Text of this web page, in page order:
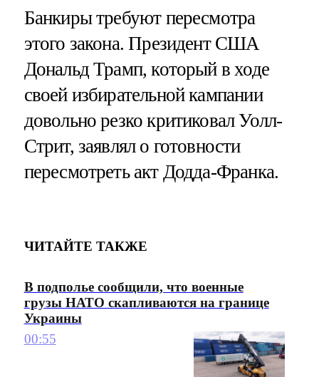
Банкиры требуют пересмотра
этого закона. Президент США
Дональд Трамп, который в ходе
своей избирательной кампании
довольно резко критиковал Уолл-
Стрит, заявлял о готовности
пересмотреть акт Додда-Франка.
ЧИТАЙТЕ ТАКЖЕ
В подполье сообщили, что военные
грузы НАТО скапливаются на границе
Украины
00:55